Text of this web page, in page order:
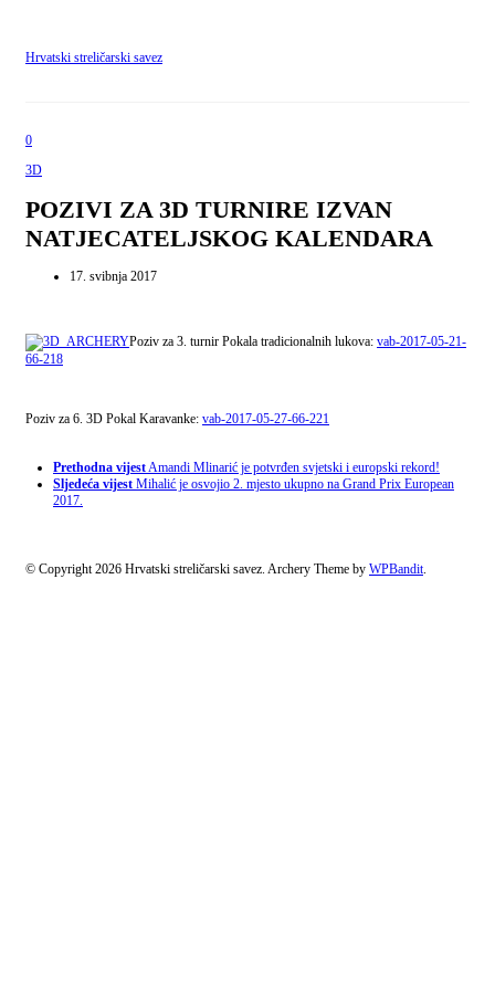
Hrvatski streličarski savez
0
3D
POZIVI ZA 3D TURNIRE IZVAN
NATJECATELJSKOG KALENDARA
17. svibnja 2017
Poziv za 3. turnir Pokala tradicionalnih lukova: vab-2017-05-21-
66-218
Poziv za 6. 3D Pokal Karavanke: vab-2017-05-27-66-221
Prethodna vijestAmandi Mlinarić je potvrđen svjetski i europski rekord!
Sljedeća vijest Mihalić je osvojio 2. mjesto ukupno na Grand Prix European
2017.
© Copyright 2026 Hrvatski streličarski savez. Archery Theme by WPBandit.